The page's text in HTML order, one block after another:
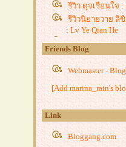
รีวิว ดุจเรือนใจ :
รีวิวนิยายวาย ลิ
: Lv Ye Qian He
รีวิว ท่านชายไร้
รีวิว โฉมงามแฝ
รัก, วาสนาพารัก,
รีวิวนิยายวาย ฮั
รีวิว ชายาแม่ทัพ
วลั่วเยวี่ย -
Friends Blog
Webmaster -
[Add marina_rain's
Link
Bloggang.com